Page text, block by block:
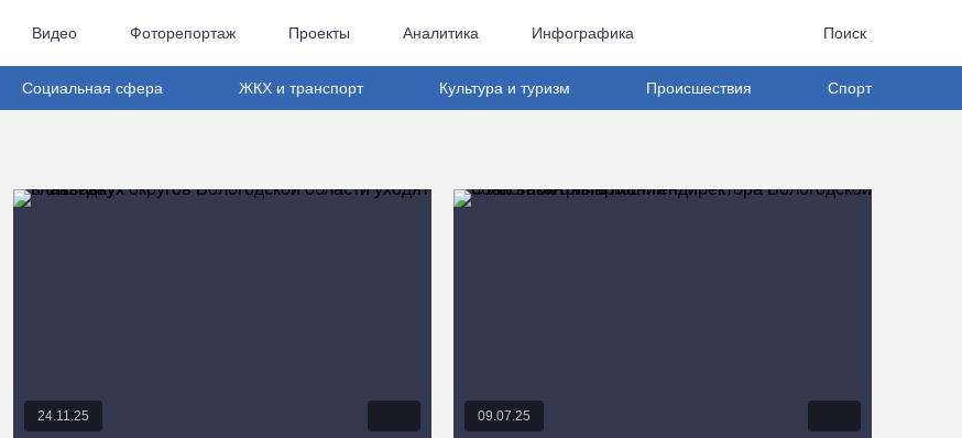
Видео Фоторепортаж Проекты Аналитика Инфографика Поиск
Социальная сфера ЖКХ и транспорт Культура и туризм Происшествия Спорт
24.11.25 09.07.25